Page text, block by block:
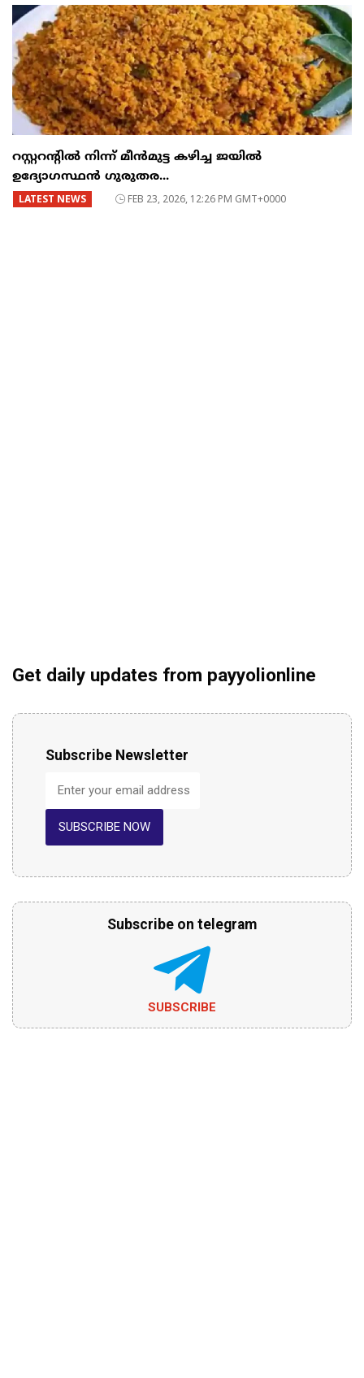
റസ്റ്ററന്റില്‍ നിന്ന് മീന്‍മുട്ട കഴിച്ച ജയില്‍
ഉദ്യോഗസ്ഥന്‍ ഗുരുതര...
LATEST NEWS FEB 23, 2026, 12:26 PM GMT+0000
Get daily updates from payyolionline
Subscribe Newsletter
SUBSCRIBE NOW
Subscribe on telegram
SUBSCRIBE